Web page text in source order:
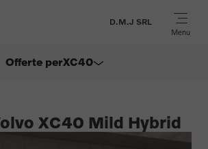
D.M.J SRL
Menu
Offerte perXC40
EX60
XC40 Mild Hybrid